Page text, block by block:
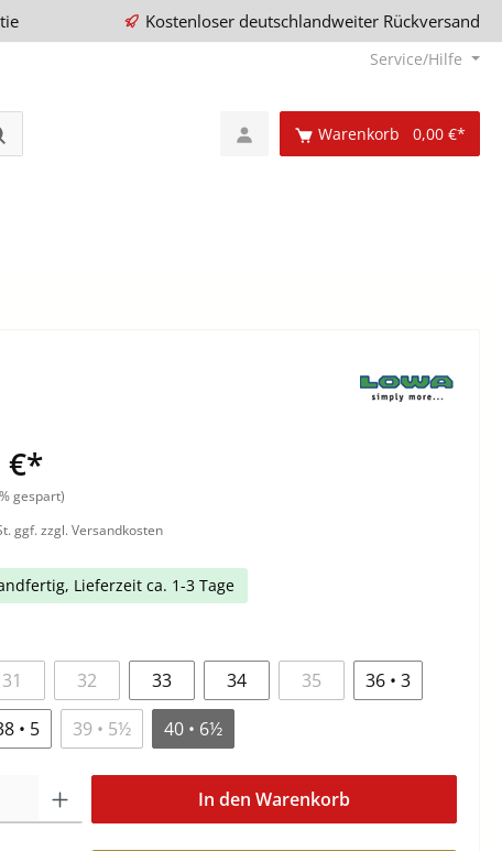
Kostenloser deutschlandweiter Rückversand
Service/Hilfe
Warenkorb 0,00 €*
€*
gespart)
ggf. zzgl. Versandkosten
Lieferzeit ca. 1-3 Tage
31 32 33 34 35
36 • 3
• 5 39 • 5½ 40 • 6½
In den Warenkorb